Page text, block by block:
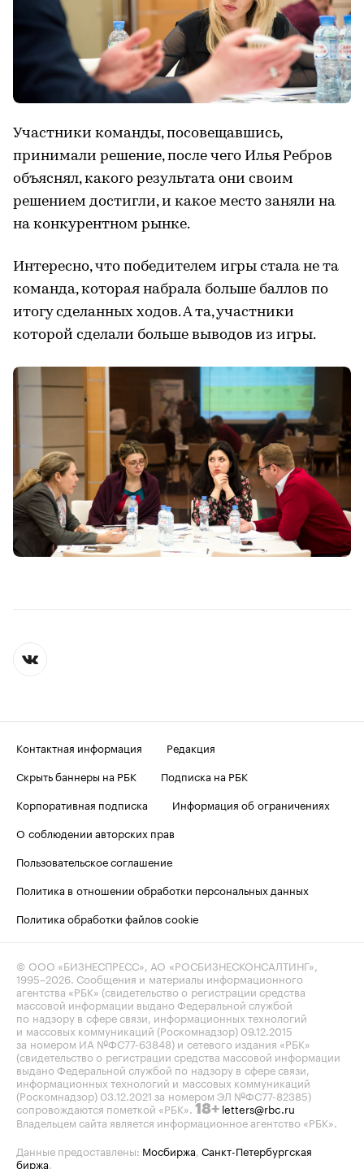
Участники команды, посовещавшись,
принимали решение, после чего Илья Ребров
объяснял, какого результата они своим
решением достигли, и какое место заняли на
на конкурентном рынке.
Интересно, что победителем игры стала не та
команда, которая набрала больше баллов по
итогу сделанных ходов. А та, участники
которой сделали больше выводов из игры.
Контактная информация
Редакция
Скрыть баннеры на РБК
Подписка на РБК
Корпоративная подписка
Информация об ограничениях
О соблюдении авторских прав
Пользовательское соглашение
Политика в отношении обработки персональных данных
Политика обработки файлов cookie
© ООО «БИЗНЕСПРЕСС», АО «РОСБИЗНЕСКОНСАЛТИНГ»,
1995–2026 . Сообщения и материалы информационного
агентства «РБК» (свидетельство о регистрации средства
массовой информации выдано Федеральной службой
по надзору в сфере связи, информационных технологий
и массовых коммуникаций (Роскомнадзор) 09.12.2015
за номером ИА №ФС77-63848) и сетевого издания «РБК»
(свидетельство о регистрации средства массовой информации
выдано Федеральной службой по надзору в сфере связи,
информационных технологий и массовых коммуникаций
(Роскомнадзор) 03.12.2021 за номером ЭЛ №ФС77-82385)
сопровождаются пометкой «РБК». 18+ letters@rbc.ru
Владельцем сайта является информационное агентство «РБК».
Данные предоставлены: Мосбиржа Санкт-Петербургская
биржа